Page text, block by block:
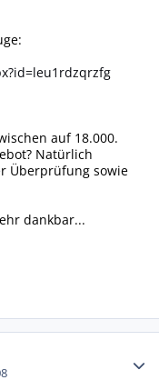
auf 18.000.
Natürlich
Überprüfung sowie
dankbar...